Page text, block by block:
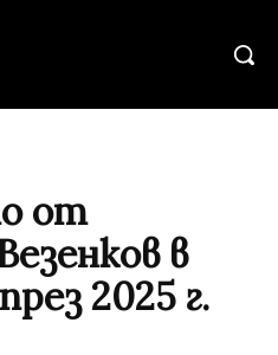
от
в
2025 г.